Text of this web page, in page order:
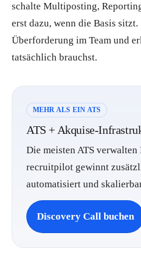
schalte Multiposting,
erst dazu, wenn die Basis sitzt.
Überforderung im Team und
tatsächlich brauchst.
MEHR ALS EIN ATS
ATS + Akquise-
Die meisten ATS verwalten
recruitpilot gewinnt
automatisiert und
Discovery Call buchen